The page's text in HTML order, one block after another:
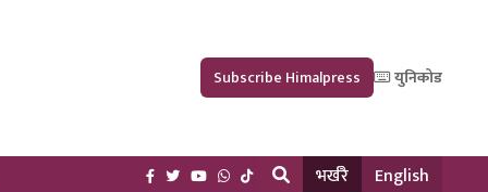
Subscribe Himalpress युनिकोड
भर्खरै English